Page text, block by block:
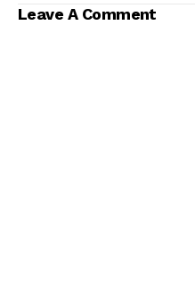
Leave A Comment